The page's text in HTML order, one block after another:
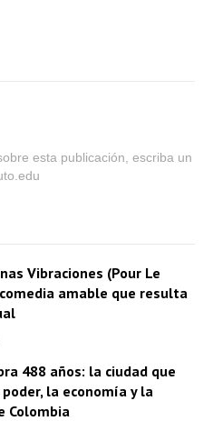
esta publicación, escriba un
Vibraciones (Pour Le
amable que resulta
488 años: la ciudad que
la economía y la
Colombia